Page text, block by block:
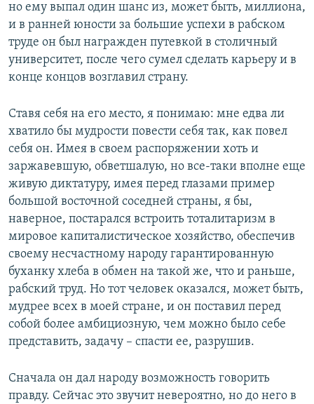
но ему выпал один шанс из, может быть, миллиона,
и в ранней юности за большие успехи в рабском
труде он был награжден путевкой в столичный
университет, после чего сумел сделать карьеру и в
конце концов возглавил страну.
Ставя себя на его место, я понимаю: мне едва ли
хватило бы мудрости повести себя так, как повел
себя он. Имея в своем распоряжении хоть и
заржавевшую, обветшалую, но все-таки вполне еще
живую диктатуру, имея перед глазами пример
большой восточной соседней страны, я бы,
наверное, постарался встроить тоталитаризм в
мировое капиталистическое хозяйство, обеспечив
своему несчастному народу гарантированную
буханку хлеба в обмен на такой же, что и раньше,
рабский труд. Но тот человек оказался, может быть,
мудрее всех в моей стране, и он поставил перед
собой более амбициозную, чем можно было себе
представить, задачу – спасти ее, разрушив.
Сначала он дал народу возможность говорить
правду. Сейчас это звучит невероятно, но до него в